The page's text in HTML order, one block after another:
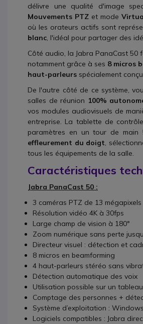
délivre une qualité d'image
Mouvements PTZet mode
où les orateurs actifs sont
blanc, l'idéal pour partager des
Côté audio, la Jabra PanaCast
notamment grâce à ses 8 micros
haut-parleurs spécialement
De l'autre côté de ce système,
salles de réunion 100%
vos modules audiovisuels de
entreprise. La tablette de contrôle
paramètres en un tour de main
effleurement du doigt,
tous les équipements de la salle.
Caractéristiques
Jabra PanaCast 50 :
3 caméras PTZ de 13 mégapixels
Résolution vidéo 4K à 30fps
Large champ de vision à 180°
Zoom numérique sans perte
Directeur visuel : détection et
8 micros en beamforming
4 haut-parleurs stéréo sans
Détection automatique des voix
Utilisation possible sur un
Comptage des personnes +
Système d’exploitation :
Logiciels compatibles : Jabra